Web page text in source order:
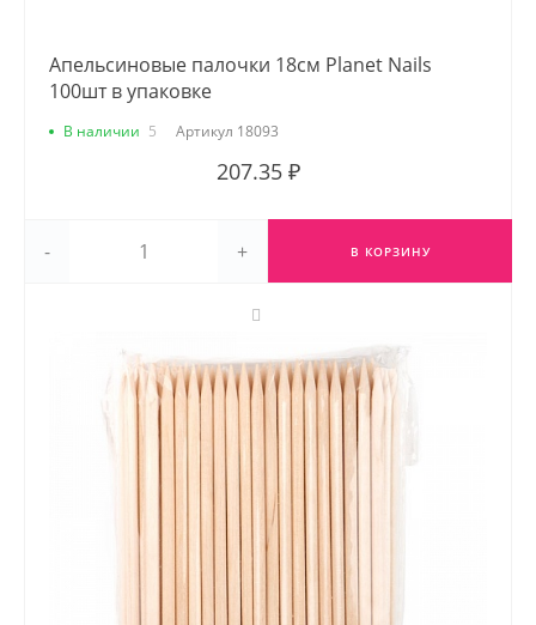
Апельсиновые палочки 18см Planet Nails
100шт в упаковке
В наличии 5 Артикул 18093
207.35 ₽
- + В КОРЗИНУ